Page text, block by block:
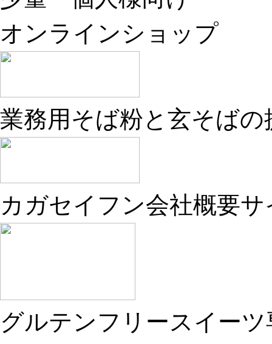
オンラインショップ
業務用そば粉と玄そばの
カガセイフン会社概要サ
グルテンフリースイーツ